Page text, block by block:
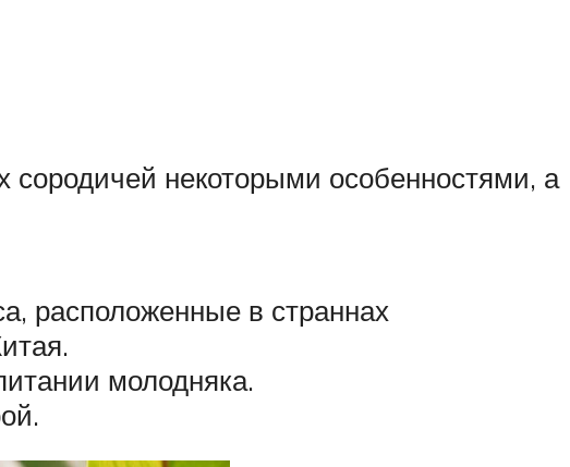
сородичей некоторыми особенностями, а
расположенные в страннах
молодняка.